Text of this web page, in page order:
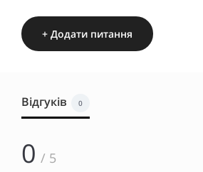
+ Додати питання
Відгуків 0
0 / 5